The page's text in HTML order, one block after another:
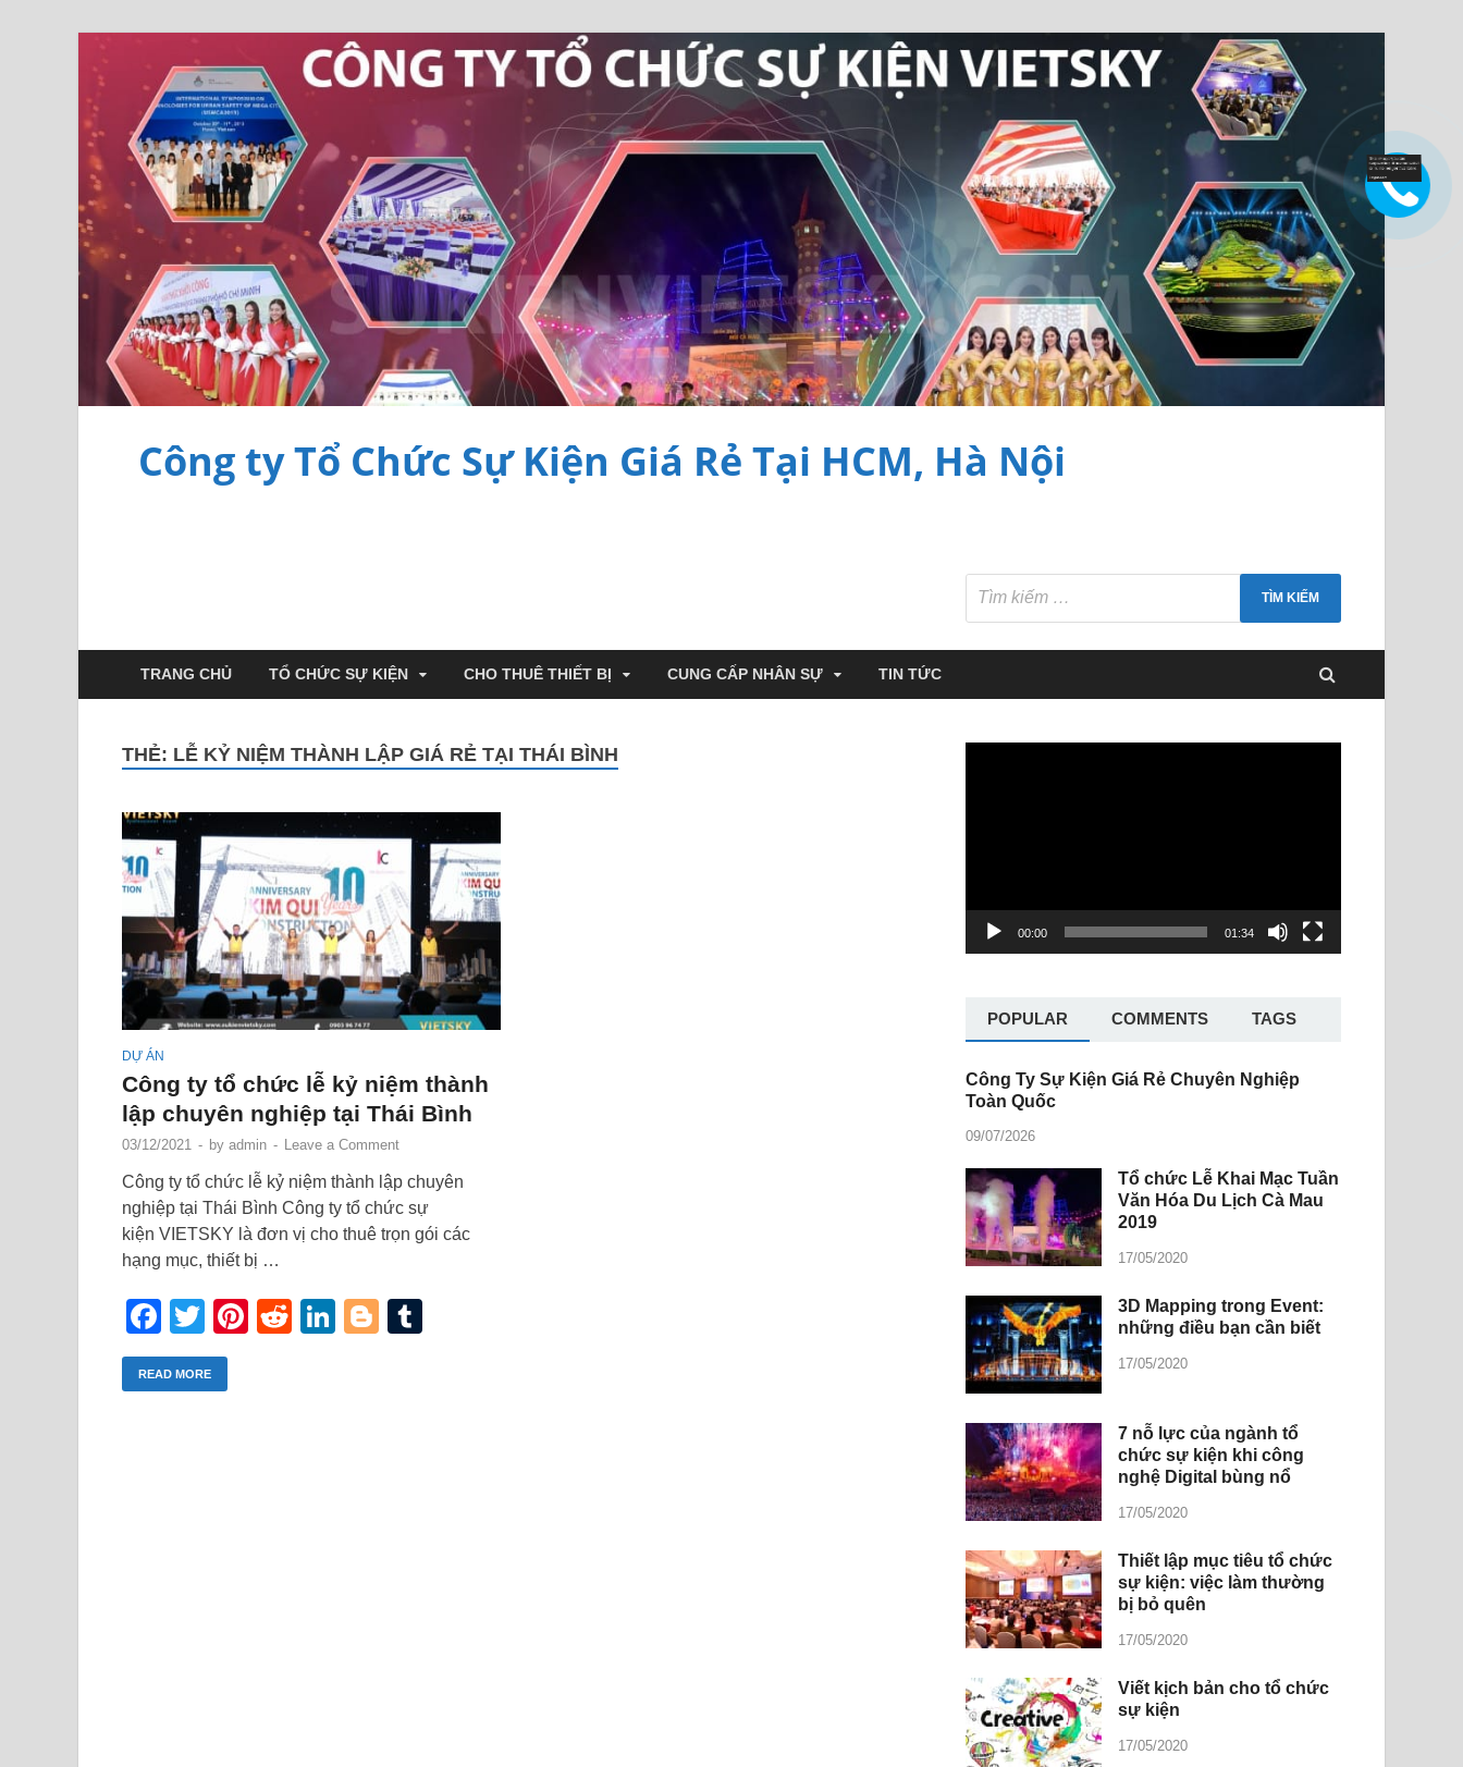
Công ty Tổ Chức Sự Kiện Giá Rẻ Tại HCM, Hà Nội
TRANG CHỦ TỔ CHỨC SỰ KIỆN CHO THUÊ THIẾT BỊ CUNG CẤP NHÂN SỰ TIN TỨC
THẺ: LỄ KỶ NIỆM THÀNH LẬP GIÁ RẺ TẠI THÁI BÌNH
DỰ ÁN
Công ty tổ chức lễ kỷ niệm thành
lập chuyên nghiệp tại Thái Bình
03/12/2021 - by admin - Leave a Comment
Công ty tổ chức lễ kỷ niệm thành lập chuyên
nghiệp tại Thái Bình Công ty tổ chức sự
kiện VIETSKY là đơn vị cho thuê trọn gói các
hạng mục, thiết bị …
Facebook
Twitter
Pinterest
RedditLinkedIn
Blogger
READ MORE
00:00 01:34
POPULAR COMMENTS TAGS
Công Ty Sự Kiện Giá Rẻ Chuyên Nghiệp
Toàn Quốc
09/07/2026
Tổ chức Lễ Khai Mạc Tuần
Văn Hóa Du Lịch Cà Mau
2019
17/05/2020
3D Mapping trong Event:
những điều bạn cần biết
17/05/2020
7 nỗ lực của ngành tổ
chức sự kiện khi công
nghệ Digital bùng nổ
17/05/2020
Thiết lập mục tiêu tổ chức
sự kiện: việc làm thường
bị bỏ quên
17/05/2020
Viết kịch bản cho tổ chức
sự kiện
17/05/2020